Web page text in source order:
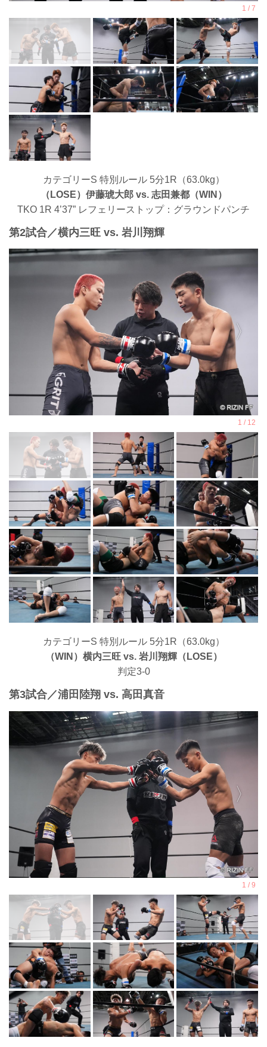
カテゴリーS 特別ルール 5分1R（63.0kg）
（LOSE）伊藤琥大郎 vs. 志田兼都（WIN）
TKO 1R 4’37” レフェリーストップ：グラウンドパンチ
第2試合／横内三旺 vs. 岩川翔輝
カテゴリーS 特別ルール 5分1R（63.0kg）
（WIN）横内三旺 vs. 岩川翔輝（LOSE）
判定3-0
第3試合／浦田陸翔 vs. 高田真音